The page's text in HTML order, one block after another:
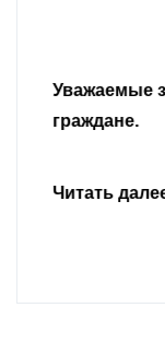
Уважаемые
граждане.
Читать далее